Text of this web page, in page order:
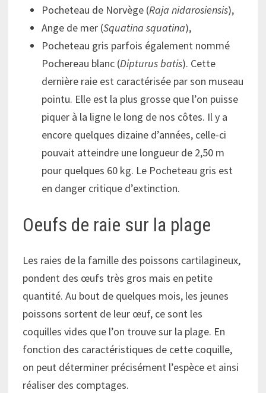
Pocheteau de Norvège (Raja nidarosiensis),
Ange de mer (Squatina squatina),
Pocheteau gris parfois également nommé
Pochereau blanc (Dipturus batis). Cette
dernière raie est caractérisée par son museau
pointu. Elle est la plus grosse que l’on puisse
piquer à la ligne le long de nos côtes. Il y a
encore quelques dizaine d’années, celle-ci
pouvait atteindre une longueur de 2,50 m
pour quelques 60 kg. Le Pocheteau gris est
en danger critique d’extinction.
Oeufs de raie sur la plage
Les raies de la famille des poissons cartilagineux,
pondent des œufs très gros mais en petite
quantité. Au bout de quelques mois, les jeunes
poissons sortent de leur œuf, ce sont les
coquilles vides que l’on trouve sur la plage. En
fonction des caractéristiques de cette coquille,
on peut déterminer précisément l’espèce et ainsi
réaliser des comptages.